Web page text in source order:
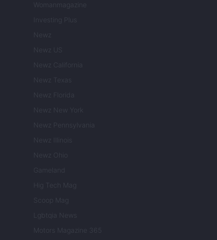
Womanmagazine
Investing Plus
Newz
Newz US
Newz California
Newz Texas
Newz Florida
Newz New York
Newz Pennsylvania
Newz Illinois
Newz Ohio
Gameland
Hig Tech Mag
Scoop Mag
Lgbtqia News
Motors Magazine 365